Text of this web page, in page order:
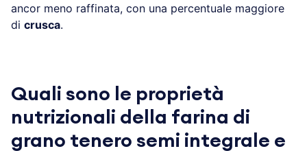
ancor meno raffinata, con una percentuale maggiore
di crusca.
Quali sono le proprietà
nutrizionali della farina di
grano tenero semi integrale e